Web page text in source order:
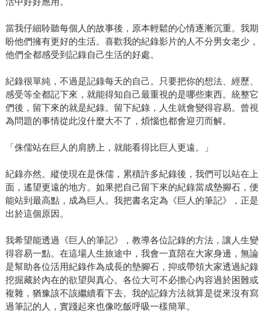
當我仔細聆聽每個人的故事後，原本輕鬆的心情逐漸沉重。我期
盼他們擁有更好的生活。喜歡我的紀錄影片的人不分男女老少，
他們全都感受到記錄自己生活的好處。
紀錄很單純，不過是記錄每天的自己。只要把你的想法、經歷、
感受等全都記下來，就能得知自己最重視的是哪些東西。統整它
們後，留下來的就是紀錄。留下紀錄，人生就會變得容易。曾視
為問題的事情從此沒什麼大不了，煩惱也都會迎刃而解。
「侏儒站在巨人的肩膀上，就能看得比巨人更遠。」
紀錄亦然。縱使現在是侏儒，累積許多紀錄後，我們可以站在上
面，遙望更遠的地方。如果把自己留下來的紀錄當成墊腳石，便
能站到最高點，成為巨人。我把書名定為《巨人的筆記》，正是
出於這個原因。
我希望能透過《巨人的筆記》，教導各位記錄的方法，讓人生變
得容易一點。在這場人生旅途中，我會一直陪在大家身邊，無論
是幫助各位活用紀錄作為成長的墊腳石，抑或帶領大家透過紀錄
挖掘藏於內在的欲望與真心。各位大可不必擔心內容過於困難或
複雜，猶豫該不該繼續看下去。我的記錄方法就算是從來沒有寫
過筆記的人，實踐起來也像吃飯呼吸一樣簡單。